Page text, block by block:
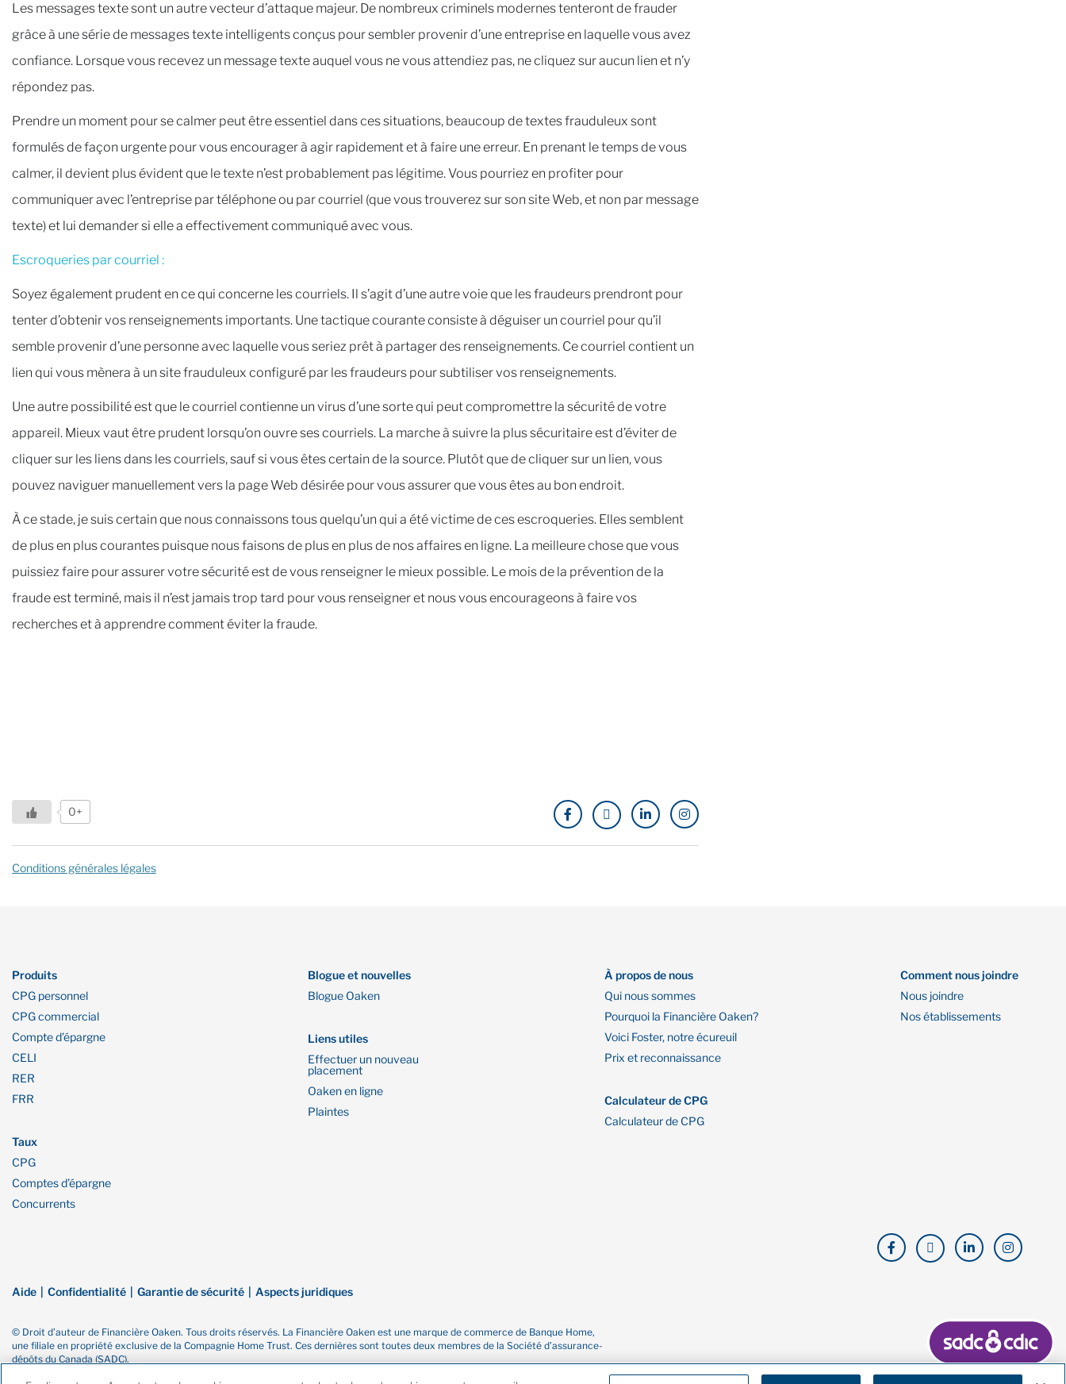
Les messages texte sont un autre vecteur d’attaque majeur. De nombreux criminels modernes tenteront de frauder
grâce à une série de messages texte intelligents conçus pour sembler provenir d’une entreprise en laquelle vous avez
confiance. Lorsque vous recevez un message texte auquel vous ne vous attendiez pas, ne cliquez sur aucun lien et n’y
répondez pas.
Prendre un moment pour se calmer peut être essentiel dans ces situations, beaucoup de textes frauduleux sont
formulés de façon urgente pour vous encourager à agir rapidement et à faire une erreur. En prenant le temps de vous
calmer, il devient plus évident que le texte n’est probablement pas légitime. Vous pourriez en profiter pour
communiquer avec l’entreprise par téléphone ou par courriel (que vous trouverez sur son site Web, et non par message
texte) et lui demander si elle a effectivement communiqué avec vous.
Escroqueries par courriel :
Soyez également prudent en ce qui concerne les courriels. Il s’agit d’une autre voie que les fraudeurs prendront pour
tenter d’obtenir vos renseignements importants. Une tactique courante consiste à déguiser un courriel pour qu’il
semble provenir d’une personne avec laquelle vous seriez prêt à partager des renseignements. Ce courriel contient un
lien qui vous mènera à un site frauduleux configuré par les fraudeurs pour subtiliser vos renseignements.
Une autre possibilité est que le courriel contienne un virus d’une sorte qui peut compromettre la sécurité de votre
appareil. Mieux vaut être prudent lorsqu’on ouvre ses courriels. La marche à suivre la plus sécuritaire est d’éviter de
cliquer sur les liens dans les courriels, sauf si vous êtes certain de la source. Plutôt que de cliquer sur un lien, vous
pouvez naviguer manuellement vers la page Web désirée pour vous assurer que vous êtes au bon endroit.
À ce stade, je suis certain que nous connaissons tous quelqu’un qui a été victime de ces escroqueries. Elles semblent
de plus en plus courantes puisque nous faisons de plus en plus de nos affaires en ligne. La meilleure chose que vous
puissiez faire pour assurer votre sécurité est de vous renseigner le mieux possible. Le mois de la prévention de la
fraude est terminé, mais il n’est jamais trop tard pour vous renseigner et nous vous encourageons à faire vos
recherches et à apprendre comment éviter la fraude.
0+
Conditions générales légales
Produits
CPG personnel
CPG commercial
Compte d’épargne
CELI
RER
FRR
Taux
CPG
Comptes d’épargne
Concurrents
Blogue et nouvelles
Blogue Oaken
Liens utiles
Effectuer un nouveau
placement
Oaken en ligne
Plaintes
À propos de nous
Qui nous sommes
Pourquoi la Financière Oaken?
Voici Foster, notre écureuil
Prix et reconnaissance
Calculateur de CPG
Calculateur de CPG
Comment nous joindre
Nous joindre
Nos établissements
Aide Confidentialité Garantie de sécurité Aspects juridiques
© Droit d’auteur de Financière Oaken. Tous droits réservés. La Financière Oaken est une marque de commerce de Banque Home,
une filiale en propriété exclusive de la Compagnie Home Trust. Ces dernières sont toutes deux membres de la Société d’assurance-
dépôts du Canada (SADC).